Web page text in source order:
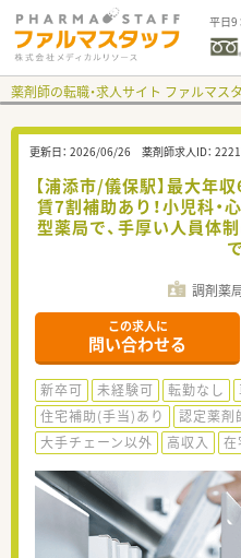
平日9
薬剤師の転職・求人サイト ファルマス
更新日： 2026/06/26 薬剤師求人ID：
【浦添市/儀保駅】最大年
賃7割補助あり！小児科・
型薬局で、手厚い人員体
調剤薬
この求人に
問い合わせる
新卒可 未経験可 転勤なし
住宅補助(手当)あり
認定薬剤
大手チェーン以外
高収入 在